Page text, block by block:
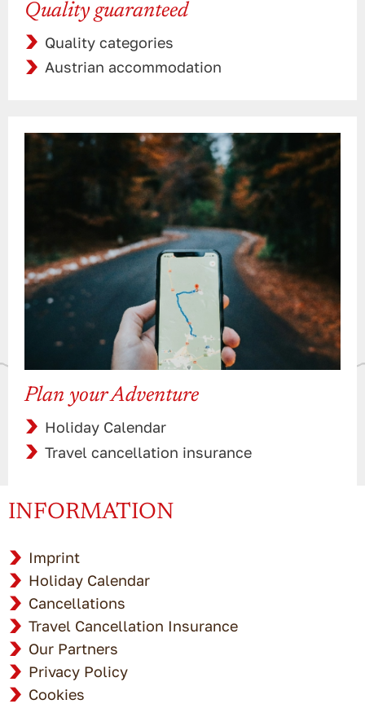
Quality guaranteed
Quality categories
Austrian accommodation
Plan your Adventure
Holiday Calendar
Travel cancellation insurance
INFORMATION
Imprint
Holiday Calendar
Cancellations
Travel Cancellation Insurance
Our Partners
Privacy Policy
Cookies